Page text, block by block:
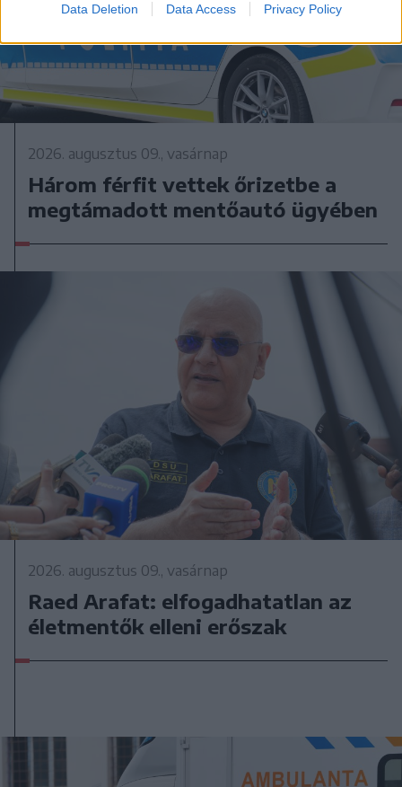
Data Deletion Data Access Privacy Policy
2026. augusztus 09., vasárnap
Három férfit vettek őrizetbe a
megtámadott mentőautó ügyében
2026. augusztus 09., vasárnap
Raed Arafat: elfogadhatatlan az
életmentők elleni erőszak